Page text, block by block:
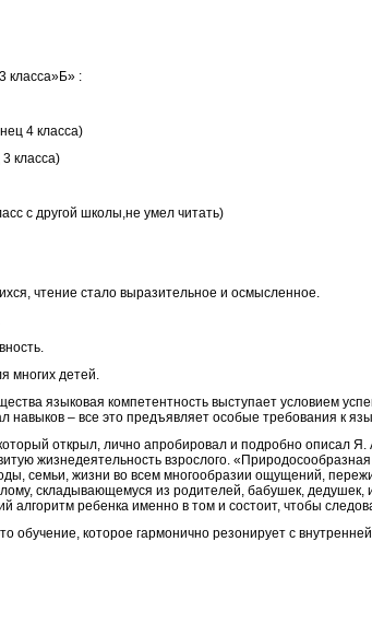
класса»Б» :
4 класса)
класса)
с другой школы,не умел читать)
чтение стало выразительное и осмысленное.
многих детей.
языковая компетентность выступает условием
навыков – все это предъявляет особые требования к
открыл, лично апробировал и подробно описал Я.
жизнедеятельность взрослого.
семьи, жизни во всем многообразии ощущений,
складывающемуся из родителей, бабушек,
алгоритм ребенка именно в том и состоит, чтобы
обучение, которое гармонично резонирует с